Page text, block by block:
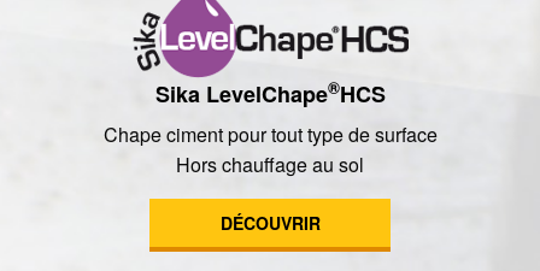
Sika LevelChape®HCS
Chape ciment pour tout type de surface
Hors chauffage au sol
DÉCOUVRIR